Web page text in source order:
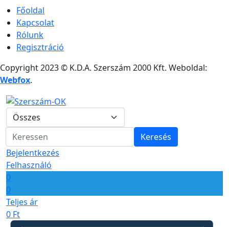
Főoldal
Kapcsolat
Rólunk
Regisztráció
Copyright 2023 © K.D.A. Szerszám 2000 Kft. Weboldal:
Webfox.
Keresés
Bejelentkezés
Felhasználó
0
0
Teljes ár
0 Ft